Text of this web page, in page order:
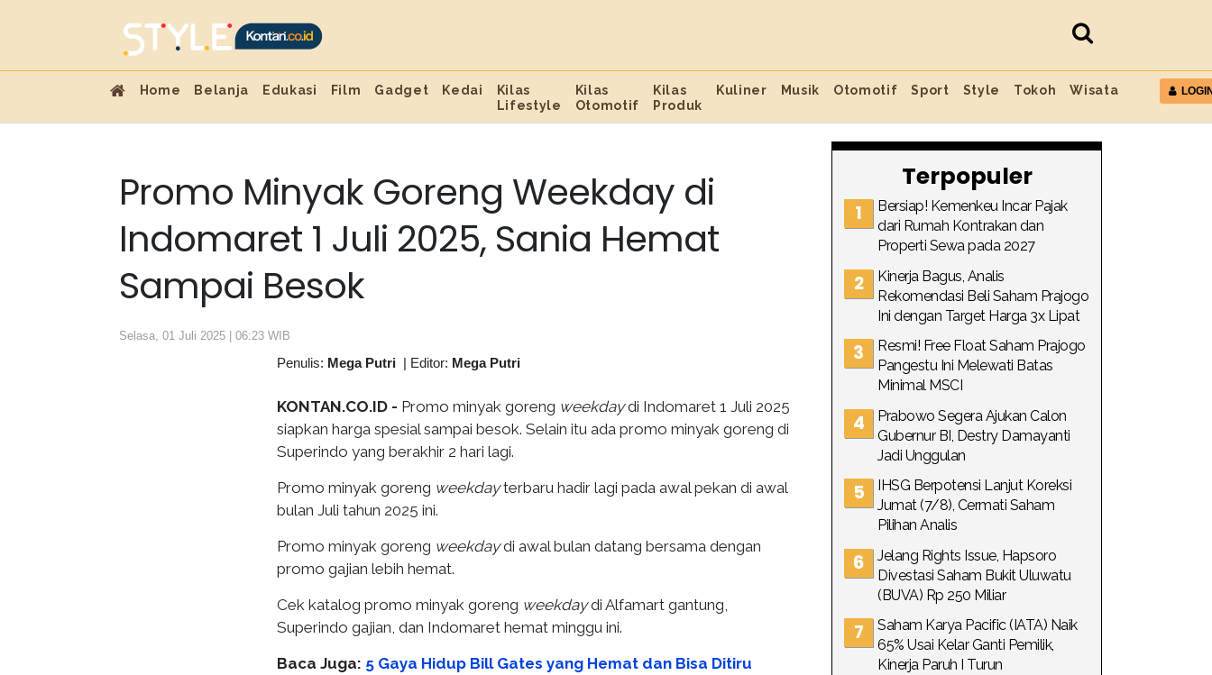
Home Belanja Edukasi Film Gadget Kedai
Kilas
Lifestyle
Kilas
Otomotif
Kilas
Produk
Kuliner Musik Otomotif Sport Style Tokoh Wisata
Promo Minyak Goreng Weekday di
Indomaret 1 Juli 2025, Sania Hemat
Sampai Besok
Selasa, 01 Juli 2025 | 06:23 WIB
Penulis: Mega Putri | Editor: Mega Putri
KONTAN.CO.ID - Promo minyak goreng weekdaydi Indomaret 1 Juli 2025
siapkan harga spesial sampai besok. Selain itu ada promo minyak goreng di
Superindo yang berakhir 2 hari lagi.
Promo minyak goreng weekdayterbaru hadir lagi pada awal pekan di awal
bulan Juli tahun 2025 ini.
Promo minyak goreng weekdaydi awal bulan datang bersama dengan
promo gajian lebih hemat.
Cek katalog promo minyak goreng weekdaydi Alfamart gantung,
Superindo gajian, dan Indomaret hemat minggu ini.
Baca Juga: 5 Gaya Hidup Bill Gates yang Hemat dan Bisa Ditiru
Terpopuler
Bersiap! Kemenkeu Incar Pajak
dari Rumah Kontrakan dan
Properti Sewa pada 2027
Kinerja Bagus, Analis
Rekomendasi Beli Saham Prajogo
Ini dengan Target Harga 3x Lipat
Resmi! Free Float Saham Prajogo
Pangestu Ini Melewati Batas
Minimal MSCI
Prabowo Segera Ajukan Calon
Gubernur BI, Destry Damayanti
Jadi Unggulan
IHSG Berpotensi Lanjut Koreksi
Jumat (7/8), Cermati Saham
Pilihan Analis
Jelang Rights Issue, Hapsoro
Divestasi Saham Bukit Uluwatu
(BUVA) Rp 250 Miliar
Saham Karya Pacific (IATA) Naik
65% Usai Kelar Ganti Pemilik,
Kinerja Paruh I Turun